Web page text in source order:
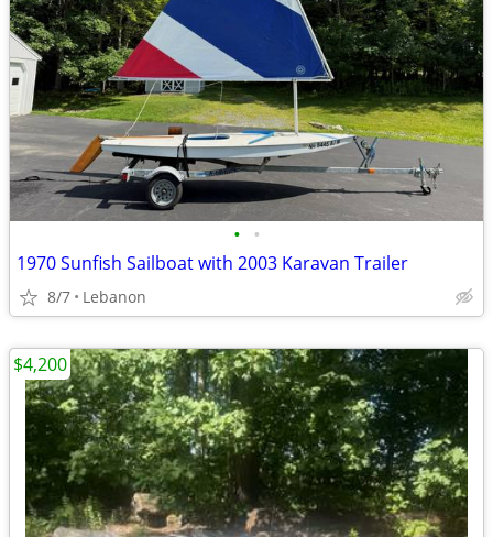
• •
1970 Sunfish Sailboat with 2003 Karavan Trailer
8/7 Lebanon
$4,200